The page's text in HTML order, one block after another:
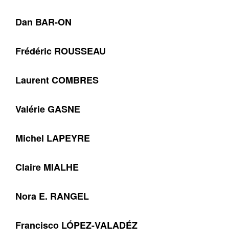
Dan BAR-ON
Frédéric ROUSSEAU
Laurent COMBRES
Valérie GASNE
Michel LAPEYRE
Claire MIALHE
Nora E. RANGEL
Francisco LÓPEZ-VALADÉZ